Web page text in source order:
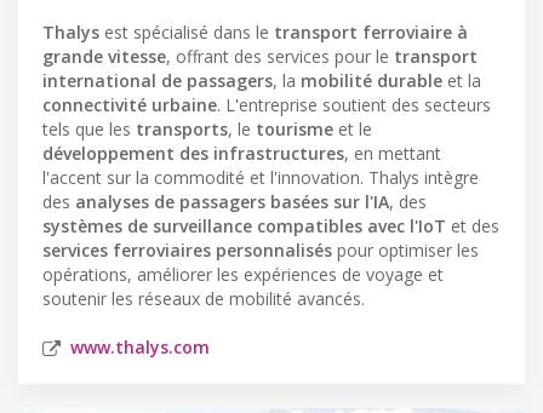
Thalys est spécialisé dans le transport ferroviaire à
grande vitesse, offrant des services pour le transport
international de passagers, la mobilité durable et la
connectivité urbaine. L'entreprise soutient des secteurs
tels que les transports, le tourisme et le
développement des infrastructures, en mettant
l'accent sur la commodité et l'innovation. Thalys intègre
des analyses de passagers basées sur l'IA, des
systèmes de surveillance compatibles avec l'IoT et des
services ferroviaires personnalisés pour optimiser les
opérations, améliorer les expériences de voyage et
soutenir les réseaux de mobilité avancés.
www.thalys.com